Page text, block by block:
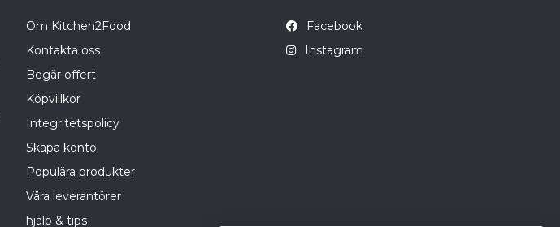
Om Kitchen2Food
Kontakta oss
Begär offert
Köpvillkor
Integritetspolicy
Skapa konto
Populära produkter
Våra leverantörer
hjälp & tips
Facebook
Instagram